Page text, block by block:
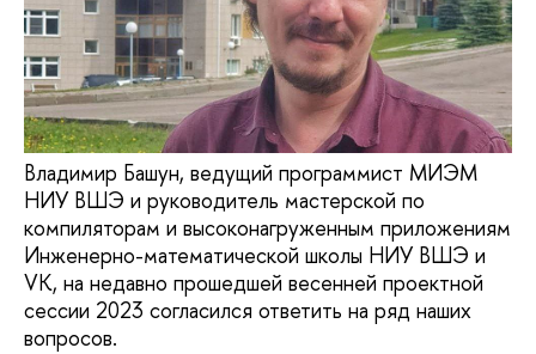
Владимир Башун, ведущий программист МИЭМ
НИУ ВШЭ и руководитель мастерской по
компиляторам и высоконагруженным приложениям
Инженерно-математической школы НИУ ВШЭ и
VK, на недавно прошедшей весенней проектной
сессии 2023 согласился ответить на ряд наших
вопросов.